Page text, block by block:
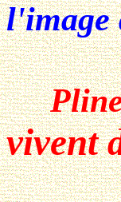
l'image
vivent